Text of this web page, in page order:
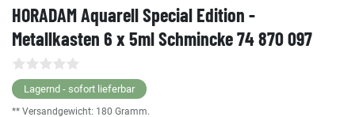
HORADAM Aquarell Special Edition -
Metallkasten 6 x 5ml Schmincke 74 870 097
Lagernd - sofort lieferbar
** Versandgewicht: 180 Gramm.